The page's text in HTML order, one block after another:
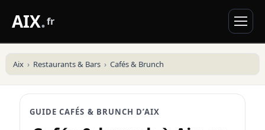
AIX.fr
Aix Restaurants & Bars Cafés & Brunch
GUIDE CAFÉS & BRUNCH D’AIX